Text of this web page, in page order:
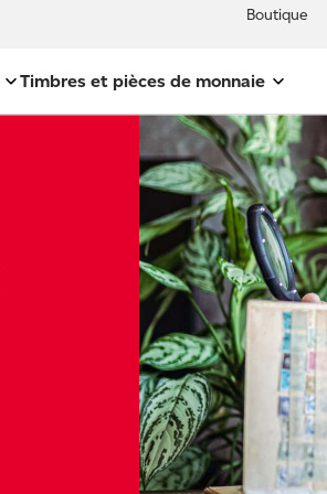
Boutique
Timbres et pièces de monnaie